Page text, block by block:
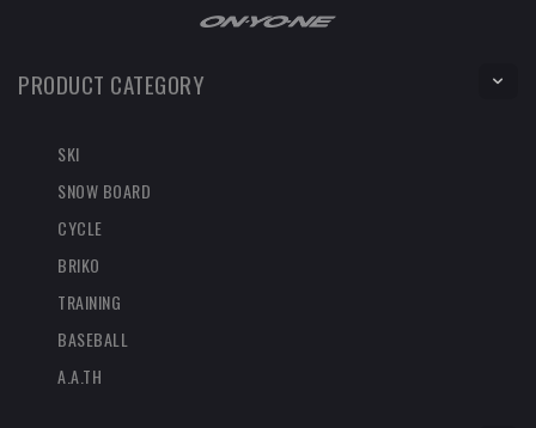
PRODUCT CATEGORY
SKI
SNOW BOARD
CYCLE
BRIKO
TRAINING
BASEBALL
A.A.TH